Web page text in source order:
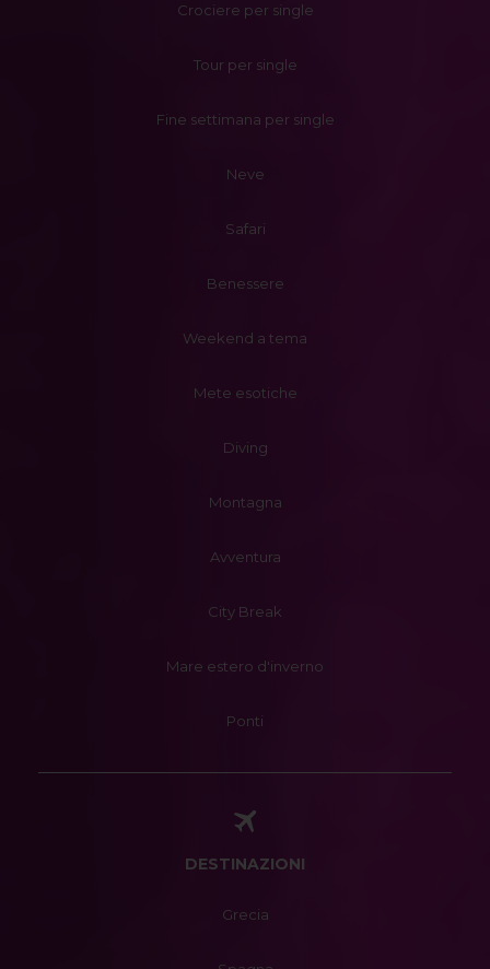
Crociere per single
Tour per single
Fine settimana per single
Neve
Safari
Benessere
Weekend a tema
Mete esotiche
Diving
Montagna
Avventura
City Break
Mare estero d'inverno
Ponti
DESTINAZIONI
Grecia